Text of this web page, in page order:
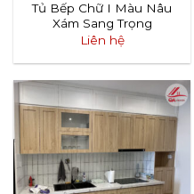
Tủ Bếp Chữ I Màu Nâu
Xám Sang Trọng
Liên hệ